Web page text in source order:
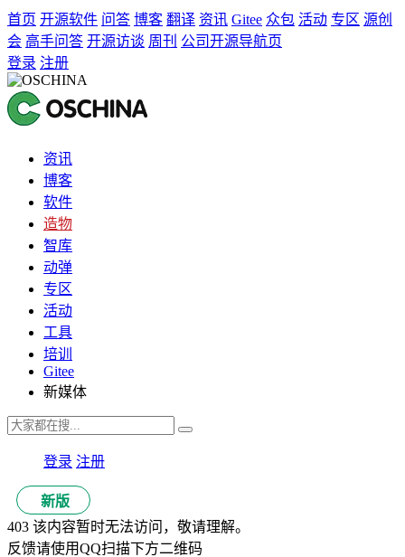
首页 开源软件 问答 博客 翻译 资讯 Gitee 众包 活动 专区 源创
会 高手问答 开源访谈 周刊 公司开源导航页
登录 注册
资讯
博客
软件
造物
智库
动弹
专区
活动
工具
培训
Gitee
新媒体
登录 注册
新版
403 该内容暂时无法访问，敬请理解。
反馈请使用QQ扫描下方二维码